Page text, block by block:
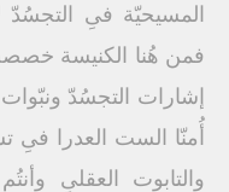
المسيحيّة فىِ
فمن هُنا الكنيسة
إشارات التجسُدّ
أُمنّا الست العدرا فىِ
والتابوت العقلىِ